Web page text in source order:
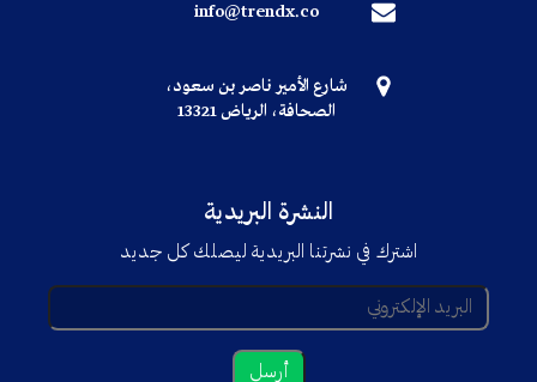
info@trendx.co
شارع الأمير ناصر بن سعود،
الصحافة، الرياض 13321
النشرة البريدية
اشترك في نشرتنا البريدية ليصلك كل جديد